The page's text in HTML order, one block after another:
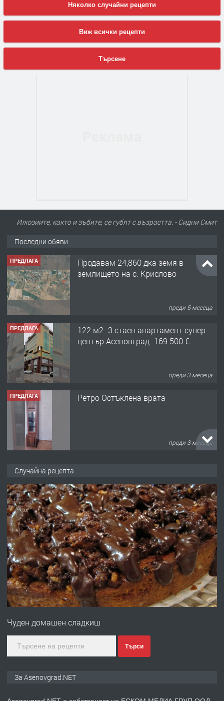
Няколко случайни рецепти
Виж всички рецепти
Търсене
Илюзиите, както и зъбите, се губят с възрастта. - Сидни Смит
Последни обяви
ПРЕДЛАГА
Продавам 24,860 дка земя в
землището на с. Крислово
преди 5 месеца
ПРЕДЛАГА
122 м2- 3 стаен апартамент супер
център Асеновград- 169 500 €.
преди 3 месеца
ПРЕДЛАГА Ретро Остъклена врата
преди 3 месеца
преди 10 месеца
ПРЕДЛАГА
Професионална броячна машина -
със сертификат от ЕЦБ
преди 1 година
ПРЕДЛАГА
Професионална зеленчукорезачка
Случайна рецепта
Чуден домашен сладкиш
Търси
За Asenovgrad.NET